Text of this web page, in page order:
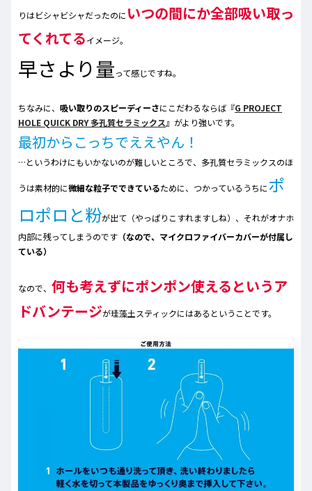
りはビシャビシャだったのに いつの間にか全部吸い取っ
てくれてるイメージ。
早さより量って感じですね。
ちなみに、 吸い取りのスピーディーさにこだわるならば『G PROJECT
HOLE QUICK DRY 多孔質セラミックス』がより強いです。
最初からこっちでええやん！
…というわけにもいかないのが難しいところで、多孔質セラミックスのほ
うは素材的に微細な粒子でできているために、つかっているうちにポ
ロポロと粉が出て（やっぱりこすれますしね）、それがオナホ
内部に残ってしまうのです （なので、マイクロファイバーカバーが付属し
ている）
なので、 何も考えずにポンポン使えるというア
ドバンテージが珪藻土スティックにはあるということです。